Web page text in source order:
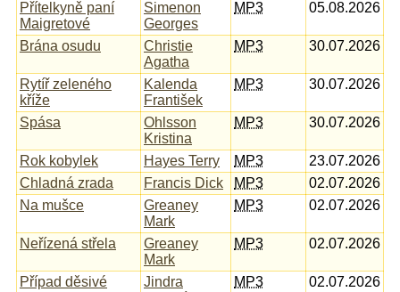
Přítelkyně paní
Maigretové
Simenon
Georges
MP3 05.08.2026
Brána osudu
Christie
Agatha
MP3 30.07.2026
Rytíř zeleného
kříže
Kalenda
František
MP3 30.07.2026
Spása
Ohlsson
Kristina
MP3 30.07.2026
Rok kobylek Hayes Terry MP3
23.07.2026
Chladná zrada
Francis Dick MP3
02.07.2026
Na mušce
Greaney
Mark
MP3 02.07.2026
Neřízená střela
Greaney
Mark
MP3 02.07.2026
Případ děsivé
Jindra
MP3 02.07.2026